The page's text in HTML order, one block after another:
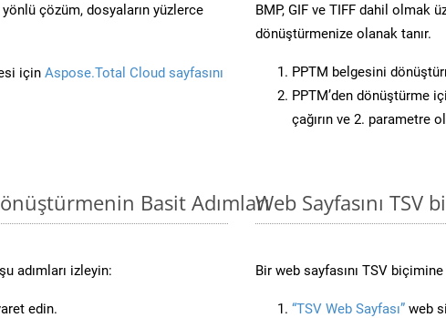
çözüm, dosyaların yüzlerce
için Aspose.Total Cloud sayfasını
BMP, GIF ve TIFF dahil olmak
dönüştürmenize olanak tanır.
PPTM belgesini
PPTM’den dönüştürme
çağırın ve 2. parametre
Basit Adımları
adımları izleyin:
edin.
Web Sayfasını
Bir web sayfasını TSV
“TSV Web Sayfası” web